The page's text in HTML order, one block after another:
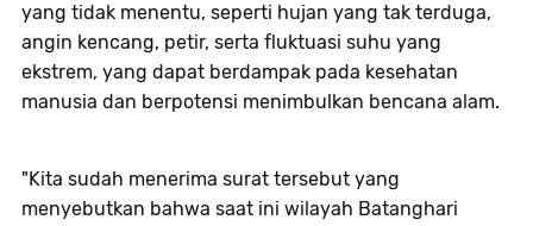
yang tidak menentu, seperti hujan yang tak terduga,
angin kencang, petir, serta fluktuasi suhu yang
ekstrem, yang dapat berdampak pada kesehatan
manusia dan berpotensi menimbulkan bencana alam.
"Kita sudah menerima surat tersebut yang
menyebutkan bahwa saat ini wilayah Batanghari